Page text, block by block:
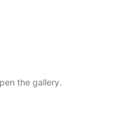
the gallery.